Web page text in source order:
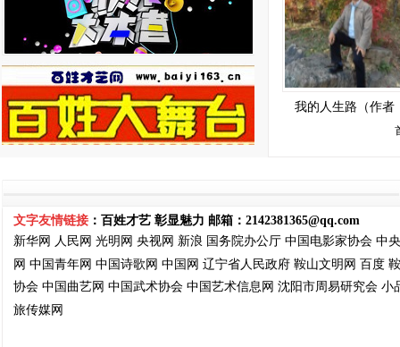
我的人生路（作者
文字友情链接 ：百姓才艺 彰显魅力 邮箱： 2142381365@qq.com
新华网 人民网 光明网 央视网 新浪 国务院办公厅 中国电影家协会 中
网 中国青年网 中国诗歌网 中国网 辽宁省人民政府 鞍山文明网 百度
协会 中国曲艺网 中国武术协会 中国艺术信息网 沈阳市周易研究会 小
旅传媒网